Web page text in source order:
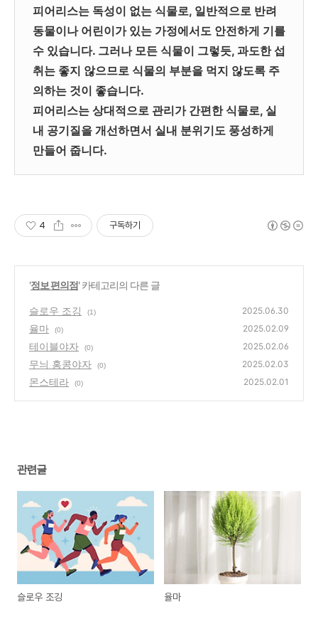
피어리스는 독성이 없는 식물로, 일반적으로 반려
동물이나 어린이가 있는 가정에서도 안전하게 기를
수 있습니다. 그러나 모든 식물이 그렇듯, 과도한 섭
취는 좋지 않으므로 식물의 부분을 먹지 않도록 주
의하는 것이 좋습니다.
피어리스는 상대적으로 관리가 간편한 식물로, 실
내 공기질을 개선하면서 실내 분위기도 풍성하게
만들어 줍니다.
4 구독하기
'정보 편의점' 카테고리의 다른 글
슬로우 조깅 (1) 2025.06.30
율마 (0) 2025.02.09
테이블야자 (0) 2025.02.06
무늬 홍콩야자 (0) 2025.02.03
몬스테라 (0) 2025.02.01
관련글
슬로우 조깅 율마